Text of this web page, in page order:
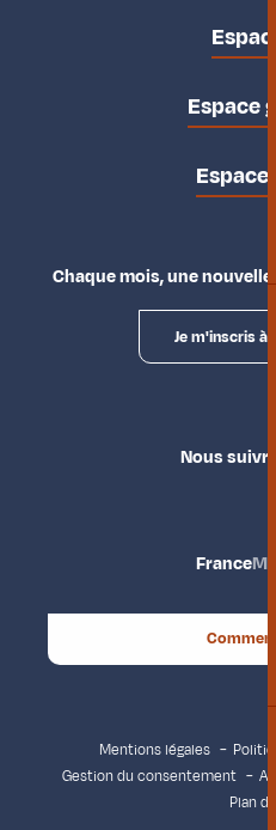
Espace
Espace
Chaque mois, une
Je m'inscris à
Nous suivre
France
Comment
Mentions légales
Gestion du consentement
Plan